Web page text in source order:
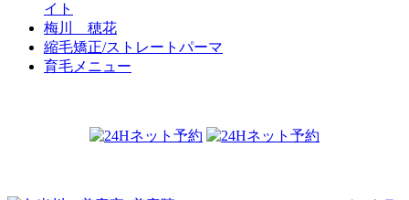
イト
梅川 穂花
縮毛矯正/ストレートパーマ
育毛メニュー